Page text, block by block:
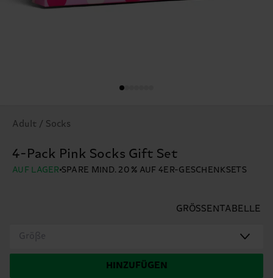
Adult / Socks
4-Pack Pink Socks Gift Set
AUF LAGER SPARE MIND. 20 % AUF 4ER-GESCHENKSETS
GRÖSSENTABELLE
Größe
HINZUFÜGEN